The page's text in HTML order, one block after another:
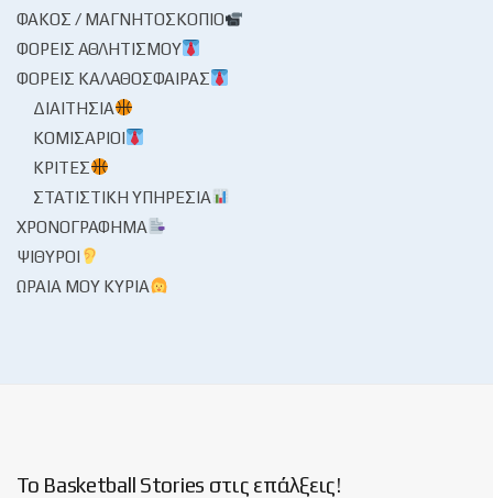
ΦΑΚΌΣ / ΜΑΓΝΗΤΟΣΚΌΠΙΟ
ΦΟΡΕΊΣ ΑΘΛΗΤΙΣΜΟΎ
ΦΟΡΕΊΣ ΚΑΛΑΘΌΣΦΑΙΡΑΣ
ΔΙΑΙΤΗΣΊΑ
ΚΟΜΙΣΆΡΙΟΙ
ΚΡΙΤΈΣ
ΣΤΑΤΙΣΤΙΚΉ ΥΠΗΡΕΣΊΑ
ΧΡΟΝΟΓΡΆΦΗΜΑ
ΨΊΘΥΡΟΙ
ΩΡΑΊΑ ΜΟΥ ΚΥΡΊΑ
Το Basketball Stories στις επάλξεις!